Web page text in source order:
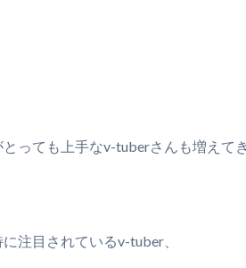
っても上手なv-tuberさんも増えて
注目されているv-tuber、